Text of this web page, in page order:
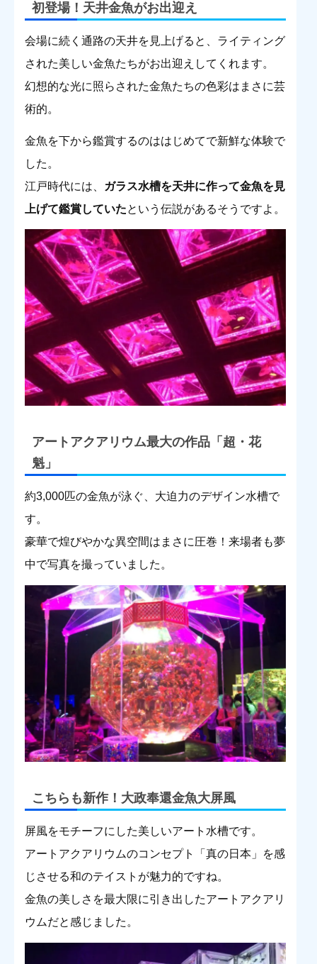
初登場！天井金魚がお出迎え
会場に続く通路の天井を見上げると、ライティング
された美しい金魚たちがお出迎えしてくれます。
幻想的な光に照らされた金魚たちの色彩はまさに芸
術的。
金魚を下から鑑賞するのははじめてで新鮮な体験で
した。
江戸時代には、
ガラス水槽を天井に作って金魚を見
上げて鑑賞していたという伝説があるそうですよ。
アートアクアリウム最大の作品「超・花
魁」
約3,000匹の金魚が泳ぐ、大迫力のデザイン水槽で
す。
豪華で煌びやかな異空間はまさに圧巻！来場者も夢
中で写真を撮っていました。
こちらも新作！大政奉還金魚大屏風
屏風をモチーフにした美しいアート水槽です。
アートアクアリウムのコンセプト「真の日本」を感
じさせる和のテイストが魅力的ですね。
金魚の美しさを最大限に引き出したアートアクアリ
ウムだと感じました。